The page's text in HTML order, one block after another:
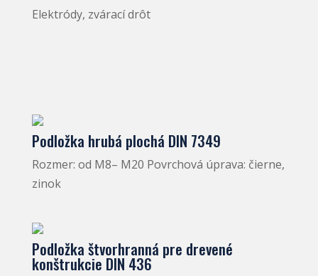
Elektródy, zvárací drôt
Podložka hrubá plochá DIN 7349
Rozmer: od M8– M20 Povrchová úprava: čierne,
zinok
Podložka štvorhranná pre drevené
konštrukcie DIN 436